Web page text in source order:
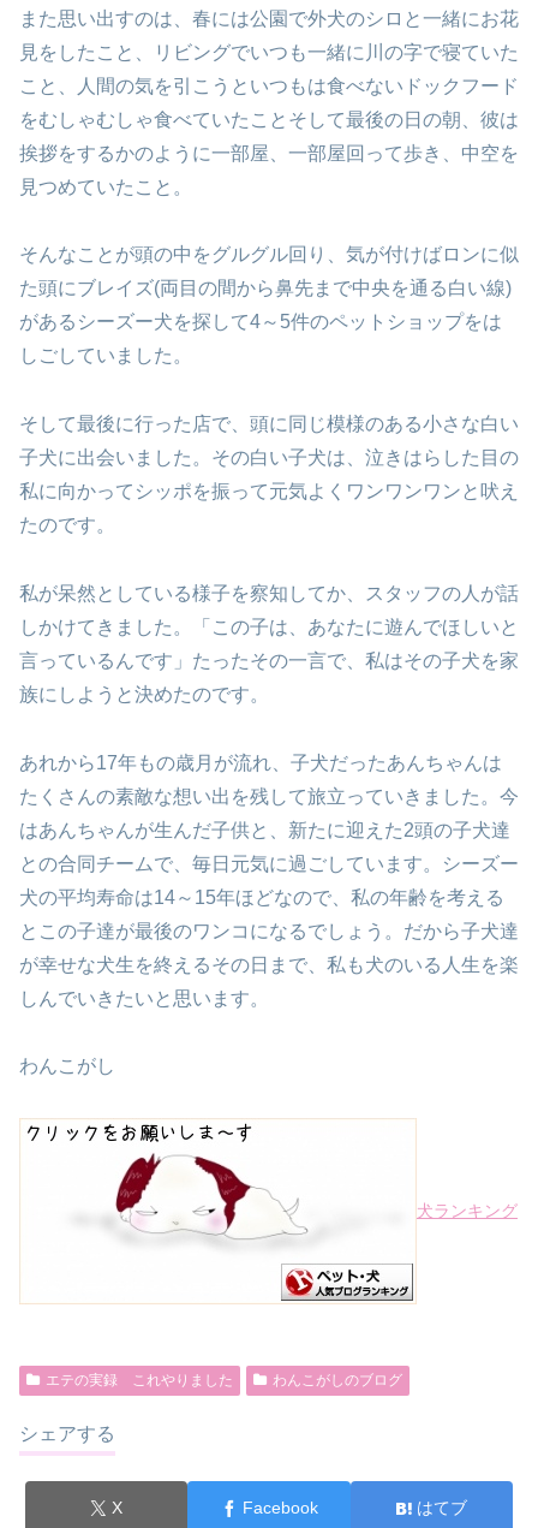
また思い出すのは、春には公園で外犬のシロと一緒にお花
見をしたこと、
リビングでいつも一緒に川の字で寝ていた
こと、人間の気を引こうと いつもは食べないドックフード
をむしゃむしゃ食べていたこと そして最後の日の朝、彼は
挨拶をするかのように一部屋、一部屋回って歩き、中空を
見つめていたこと。
そんなことが頭の中をグルグル回り、気が付けばロンに似
た頭にブレイズ(両目の間から鼻先まで中央を通る白い線)
がある シーズー犬を探して4～5件のペットショップをは
しごしていました。
そして最後に行った店で、頭に同じ模様のある小さな白い
子犬に出会いました。 その白い子犬は、泣きはらした目の
私に向かって シッポを振って元気よくワンワンワンと吠え
たのです。
私が呆然としている様子を察知してか、スタッフの人が話
しかけてきました。
「この子は、あなたに遊んでほしいと
言っているんです」 たったその一言で、私はその子犬を家
族にしようと決めたのです。
あれから17年もの歳月が流れ、子犬だったあんちゃんは
たくさんの素敵な想い出を残して旅立っていきました。 今
はあんちゃんが生んだ子供と、新たに迎えた2頭の子犬達
との合同チームで、毎日元気に過ごしています。
シーズー
犬の平均寿命は14～15年ほどなので、私の年齢を考える
と この子達が最後のワンコになるでしょう。 だから子犬達
が幸せな犬生を終えるその日まで、 私も犬のいる人生を楽
しんでいきたいと思います。
わんこがし
犬ランキング
エテの実録 これやりました わんこがしのブログ
シェアする
X Facebook はてブ